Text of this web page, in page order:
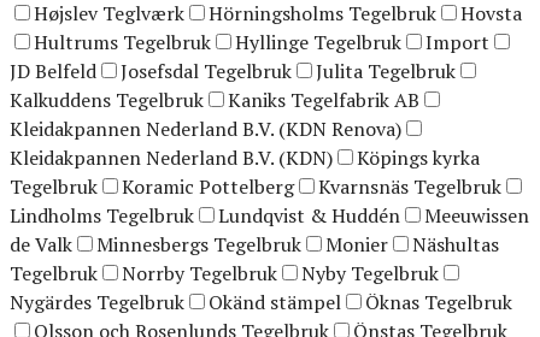
Højslev Teglværk Hörningsholms Tegelbruk
Hovsta
Hultrums Tegelbruk
Hyllinge Tegelbruk
Import
JD Belfeld
Josefsdal Tegelbruk
Julita Tegelbruk
Kalkuddens Tegelbruk
Kaniks Tegelfabrik AB
Kleidakpannen Nederland B.V. (KDN Renova)
Kleidakpannen Nederland B.V. (KDN)
Köpings kyrka
Tegelbruk
Koramic Pottelberg
Kvarnsnäs Tegelbruk
Lindholms Tegelbruk
Lundqvist & Huddén
Meeuwissen
de Valk
Minnesbergs Tegelbruk Monier
Näshultas
Tegelbruk
Norrby Tegelbruk
Nyby Tegelbruk
Nygärdes Tegelbruk
Okänd stämpel
Öknas Tegelbruk
Olsson och Rosenlunds Tegelbruk
Önstas Tegelbruk